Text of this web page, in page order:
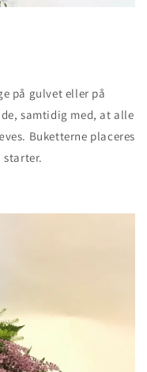
på gulvet eller på
samtidig med, at alle
Buketterne placeres
starter.